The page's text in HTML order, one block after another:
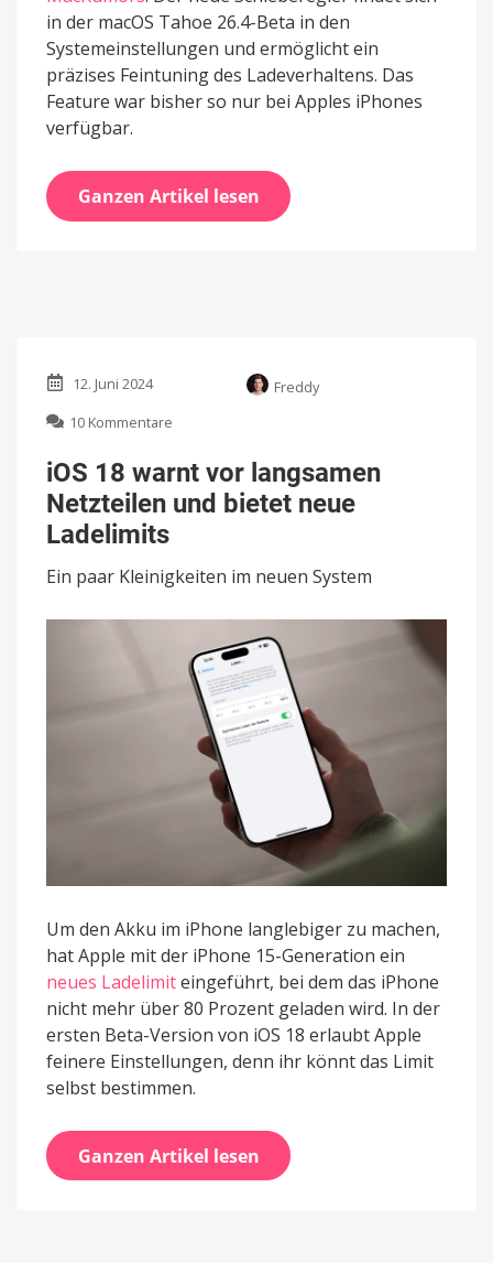
in der macOS Tahoe 26.4-Beta in den
Systemeinstellungen und ermöglicht ein
präzises Feintuning des Ladeverhaltens. Das
Feature war bisher so nur bei Apples iPhones
verfügbar.
Ganzen Artikel lesen
12. Juni 2024
Freddy
10 Kommentare
18
warnt
vor
und
bietet
iOS 18 warnt vor langsamen
Netzteilen und bietet neue
Ladelimits
Ein paar Kleinigkeiten im neuen System
Um den Akku im iPhone langlebiger zu machen,
hat Apple mit der iPhone 15-Generation ein
neues Ladelimiteingeführt, bei dem das iPhone
nicht mehr über 80 Prozent geladen wird. In der
ersten Beta-Version von iOS 18 erlaubt Apple
feinere Einstellungen, denn ihr könnt das Limit
selbst bestimmen.
Ganzen Artikel lesen